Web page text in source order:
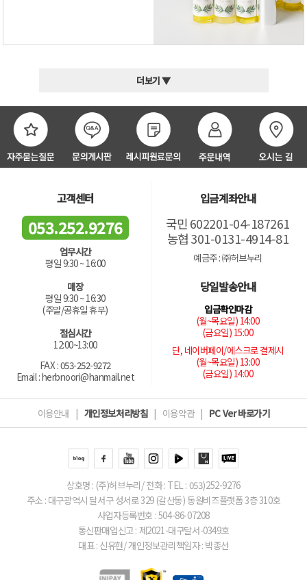
더보기 ▼
고객센터
053.252.9276
업무시간
평일 9:30 ~ 16:00
매장
평일 9:30 ~ 16:30
(주말/공휴일 휴무)
점심시간
12:00~13:00
FAX : 053-252-9272
Email : herbnoori@hanmail.net
입금계좌안내
국민 602201-04-187261
농협 301-0131-4914-81
예금주 : ㈜허브누리
당일발송안내
입금확인마감
(월~목요일) 14:00
(금요일) 15:00
단, 네이버페이/에스크로 결제시
(월~목요일) 13:00
(금요일) 14:00
이용안내 | 개인정보처리방침 | 이용약관 | PC Ver 바로가기
상호명 : (주)허브누리/ 전화 : TEL : 053)252-9276
주소 : 대구광역시 달서구 성서로 329 (갈산동) 동원비즈플랫폼 3층 310호
사업자등록번호 : 504-86-07208
통신판매업신고 : 제2021-대구달서-0349호
대표 : 신유현/ 개인정보관리책임자 : 박종선